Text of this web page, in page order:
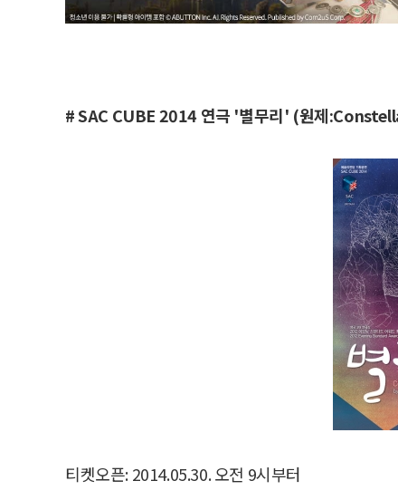
# SAC CUBE 2014 연극 '별무리' (원제
티켓오픈: 2014.05.30. 오전 9시부터